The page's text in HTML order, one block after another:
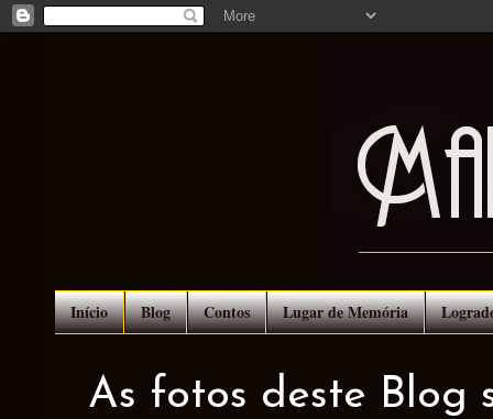
Início Blog Contos Lugar de Memória
As fotos deste Blog